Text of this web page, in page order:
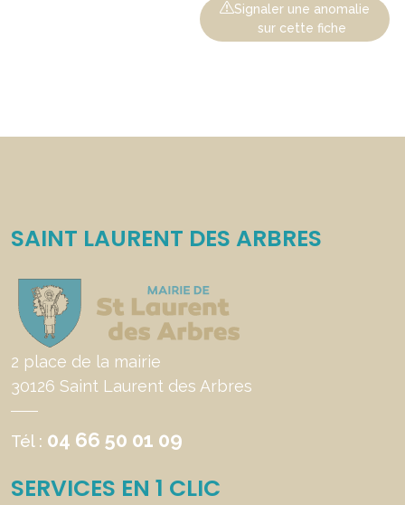
Signaler une anomalie
sur cette fiche
SAINT LAURENT DES ARBRES
2 place de la mairie
30126 Saint Laurent des Arbres
Tél : 04 66 50 01 09
SERVICES EN 1 CLIC